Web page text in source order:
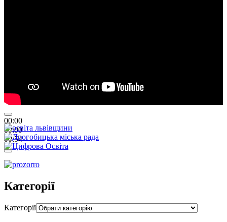
00:00
00:00
00:54
Категорії
Категорії